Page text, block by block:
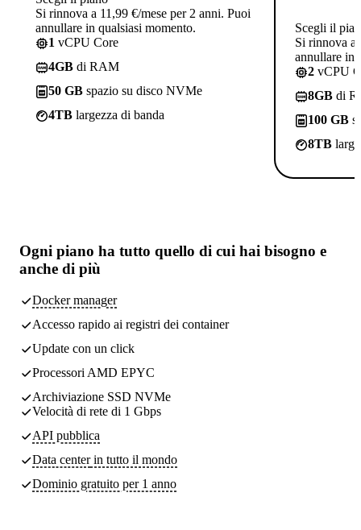
Si rinnova a 11,99 €/mese per 2 anni. Puoi
annullare in qualsiasi momento.
1 vCPU Core
4GB di RAM
50 GB spazio su disco NVMe
4TB largezza di banda
Scegli il
Si rinnova a
annullare in
2 vCPU
8GB di
100 GB
8TB
Ogni piano ha tutto quello di cui hai bisogno e
anche di più
Docker manager
Accesso rapido ai registri dei container
Update con un click
Processori AMD EPYC
Archiviazione SSD NVMe
Velocità di rete di 1 Gbps
API pubblica
Data centerin tutto il mondo
Dominio gratuito per 1 anno